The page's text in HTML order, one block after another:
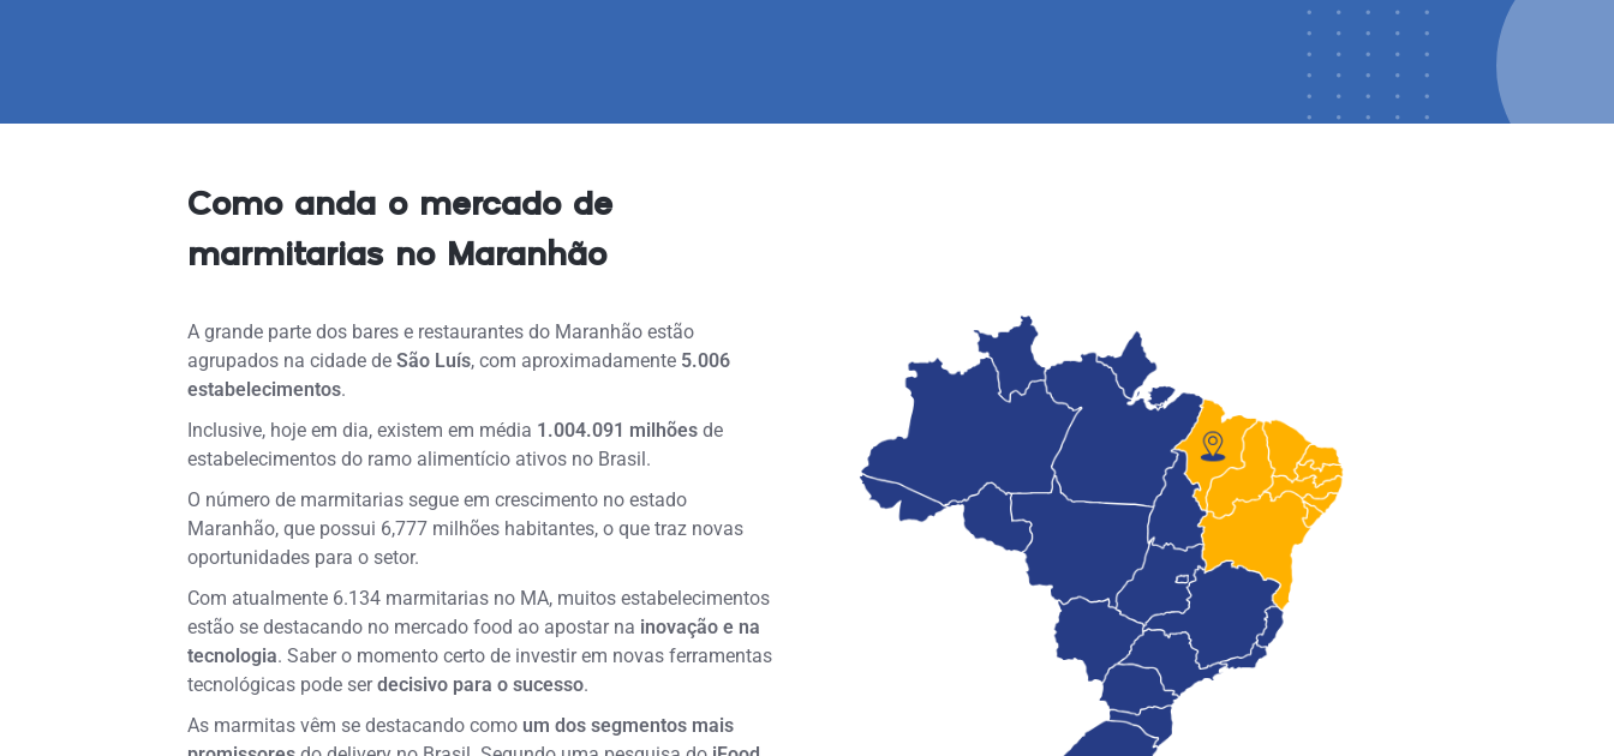
Como anda o mercado de
marmitarias no Maranhão
A grande parte dos bares e restaurantes do Maranhão estão
agrupados na cidade de São Luís, com aproximadamente 5.006
estabelecimentos.
Inclusive, hoje em dia, existem em média 1.004.091 milhõesde
estabelecimentos do ramo alimentício ativos no Brasil.
O número de marmitarias segue em crescimento no estado
Maranhão, que possui 6,777 milhões habitantes, o que traz novas
oportunidades para o setor.
Com atualmente 6.134 marmitarias no MA, muitos estabelecimentos
estão se destacando no mercado food ao apostar na inovação e na
tecnologia. Saber o momento certo de investir em novas ferramentas
tecnológicas pode serdecisivo para o sucesso.
As marmitas vêm se destacando como um dos segmentos mais